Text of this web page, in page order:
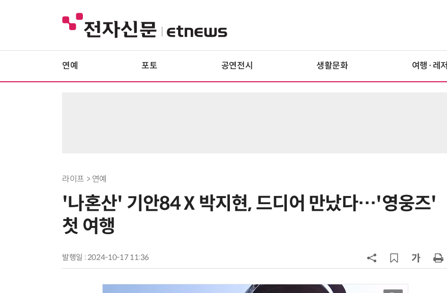
연예 포토 공연전시 생활문화 여행·레저
라이프 > 연예
'나혼산' 기안84 X 박지현, 드디어 만났다…'영웅즈'
첫 여행
발행일 : 2024-10-17 11:36
AI Native Enterprise를 지원하는 AI Ready Data 플랫폼 활용 전략